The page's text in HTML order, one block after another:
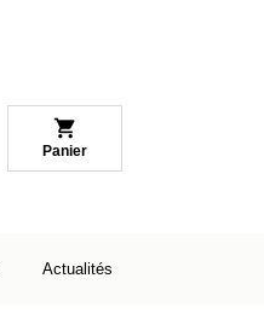
shopping_cart
Panier
Actualités